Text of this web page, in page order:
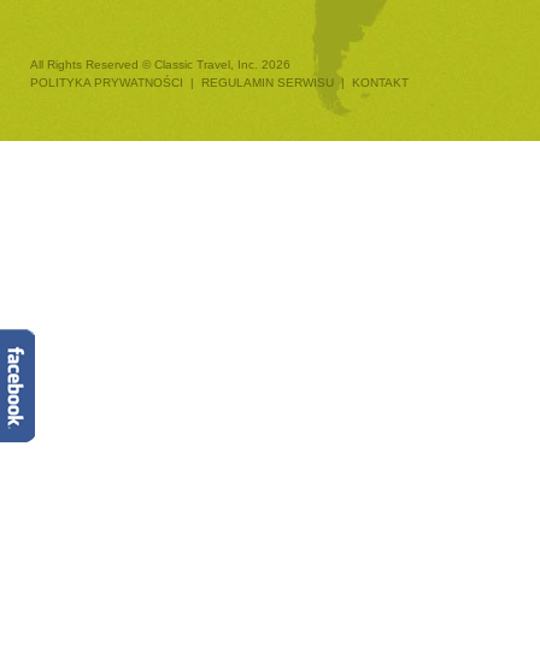
All Rights Reserved © Classic Travel, Inc. 2026
POLITYKA PRYWATNOŚCI
| REGULAMIN SERWISU | KONTAKT